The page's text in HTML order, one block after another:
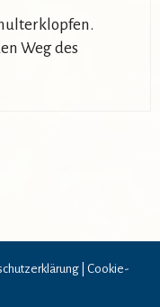
Weg des
| Cookie-